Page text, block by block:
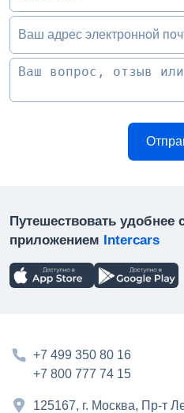
Ваш адрес электронной
Путешествовать удобнее
приложением Intercars
+7 499 350 80 16
+7 800 777 74 15
125167, г. Москва, Пр-т